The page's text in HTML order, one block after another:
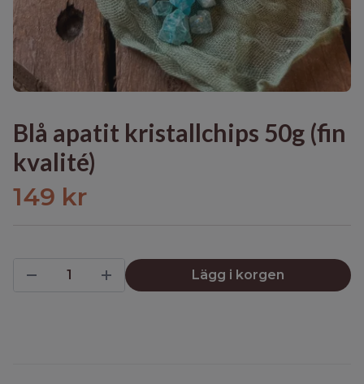
Blå apatit kristallchips 50g (fin
kvalité)
149 kr
Lägg i korgen